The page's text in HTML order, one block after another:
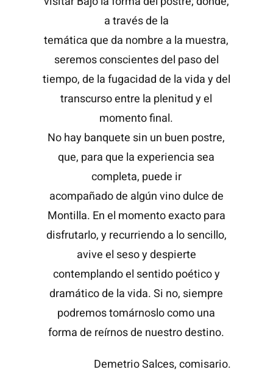
a través de la
temática que da nombre a la muestra,
seremos conscientes del paso del
tiempo, de la fugacidad de la vida y del
transcurso entre la plenitud y el
momento final.
No hay banquete sin un buen postre,
que, para que la experiencia sea
completa, puede ir
acompañado de algún vino dulce de
Montilla. En el momento exacto para
disfrutarlo, y recurriendo a lo sencillo,
avive el seso y despierte
contemplando el sentido poético y
dramático de la vida. Si no, siempre
podremos tomárnoslo como una
forma de reírnos de nuestro destino.
Demetrio Salces, comisario.